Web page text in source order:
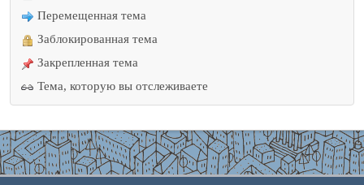
Перемещенная тема
Заблокированная тема
Закрепленная тема
Тема, которую вы отслеживаете